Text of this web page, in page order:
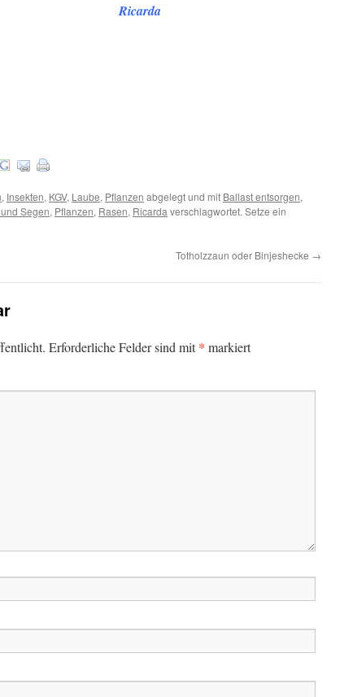
Ricarda
, Insekten, KGV, Laube, Pflanzen abgelegt und mit Ballast entsorgen,
Segen, Pflanzen, Rasen, Ricarda verschlagwortet. Setze ein
Totholzzaun oder Binjeshecke →
Erforderliche Felder sind mit* markiert